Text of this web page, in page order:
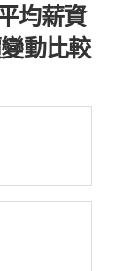
均薪資
動比較